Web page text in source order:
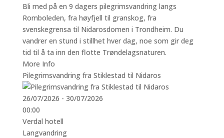
Bli med på en 9 dagers pilegrimsvandring langs
Romboleden, fra høyfjell til granskog, fra
svenskegrensa til Nidarosdomen i Trondheim. Du
vandrer en stund i stillhet hver dag, noe som gir deg
tid til å ta inn den flotte Trøndelagsnaturen.
More Info
Pilegrimsvandring fra Stiklestad til Nidaros
26/07/2026 - 30/07/2026
00:00
Verdal hotell
Langvandring